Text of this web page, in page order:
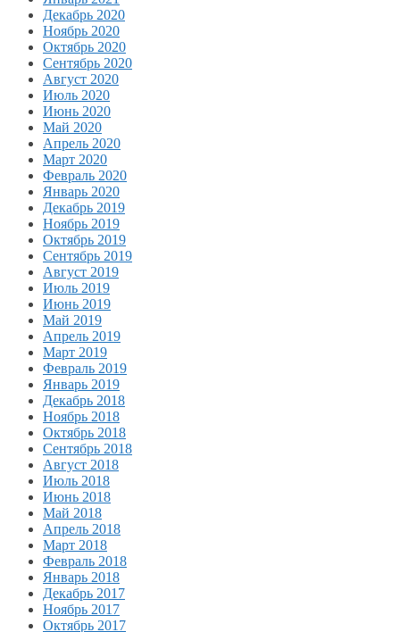
Декабрь 2020
Ноябрь 2020
Октябрь 2020
Сентябрь 2020
Август 2020
Июль 2020
Июнь 2020
Май 2020
Апрель 2020
Март 2020
Февраль 2020
Январь 2020
Декабрь 2019
Ноябрь 2019
Октябрь 2019
Сентябрь 2019
Август 2019
Июль 2019
Июнь 2019
Май 2019
Апрель 2019
Март 2019
Февраль 2019
Январь 2019
Декабрь 2018
Ноябрь 2018
Октябрь 2018
Сентябрь 2018
Август 2018
Июль 2018
Июнь 2018
Май 2018
Апрель 2018
Март 2018
Февраль 2018
Январь 2018
Декабрь 2017
Ноябрь 2017
Октябрь 2017